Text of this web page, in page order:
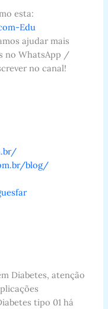
esta:
Edu
ajudar mais
no WhatsApp /
no canal!
blog/
Diabetes, atenção
tipo 01 há